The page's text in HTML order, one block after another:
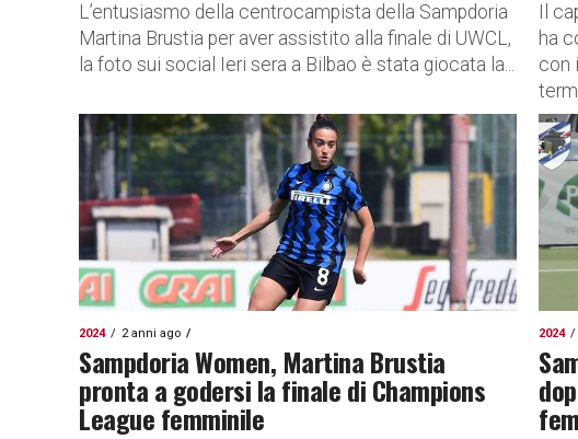
L’entusiasmo della centrocampista della Sampdoria
Martina Brustia per aver assistito alla finale di UWCL,
la foto sui social Ieri sera a Bilbao è stata giocata la...
Il
ha
con
2024 2 anni ago
Sampdoria Women, Martina Brustia
pronta a godersi la finale di Champions
League femminile
2024